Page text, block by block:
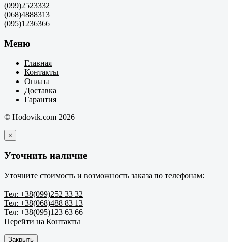
(099)2523332
(068)4888313
(095)1236366
Меню
Главная
Контакты
Оплата
Доставка
Гарантия
© Hodovik.com 2026
×
Уточнить наличие
Уточните стоимость и возможность заказа по телефонам:
Тел: +38(099)252 33 32
Тел: +38(068)488 83 13
Тел: +38(095)123 63 66
Перейти на Контакты
Закрыть